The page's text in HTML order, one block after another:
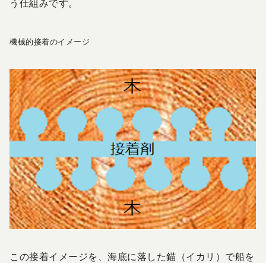
う仕組みです。
機械的接着のイメージ
この接着イメージを、海底に落した錨（イカリ）で船を